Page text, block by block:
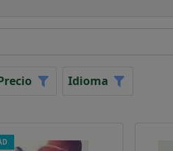
Idioma